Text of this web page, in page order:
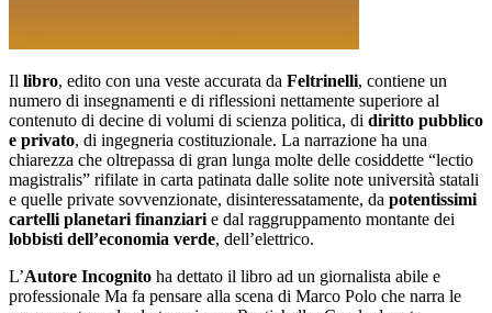
Il libro, edito con una veste accurata da Feltrinelli, contiene un
numero di insegnamenti e di riflessioni nettamente superiore al
contenuto di decine di volumi di scienza politica, di diritto pubblico
e privato, di ingegneria costituzionale. La narrazione ha una
chiarezza che oltrepassa di gran lunga molte delle cosiddette “lectio
magistralis” rifilate in carta patinata dalle solite note università statali
e quelle private sovvenzionate, disinteressatamente, da potentissimi
cartelli planetari finanziari e dal raggruppamento montante dei
lobbisti dell’economia verde, dell’elettrico.
L’Autore Incognito ha dettato il libro ad un giornalista abile e
professionale Ma fa pensare alla scena di Marco Polo che narra le